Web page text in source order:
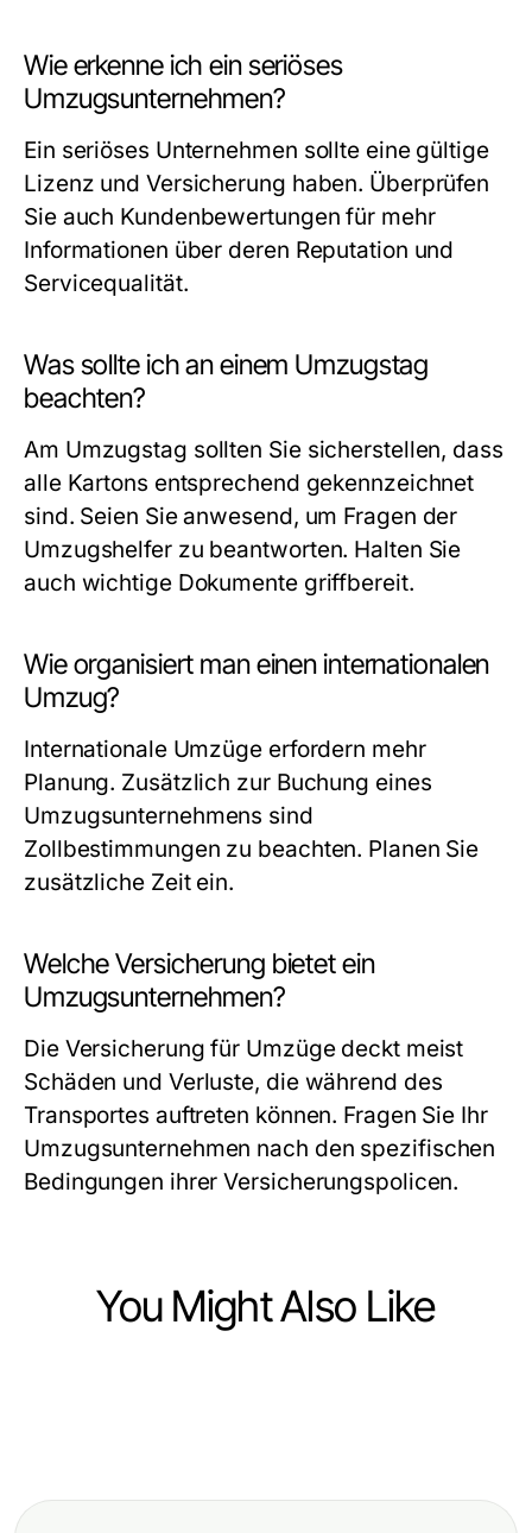
Wie erkenne ich ein seriöses
Umzugsunternehmen?
Ein seriöses Unternehmen sollte eine gültige
Lizenz und Versicherung haben. Überprüfen
Sie auch Kundenbewertungen für mehr
Informationen über deren Reputation und
Servicequalität.
Was sollte ich an einem Umzugstag
beachten?
Am Umzugstag sollten Sie sicherstellen, dass
alle Kartons entsprechend gekennzeichnet
sind. Seien Sie anwesend, um Fragen der
Umzugshelfer zu beantworten. Halten Sie
auch wichtige Dokumente griffbereit.
Wie organisiert man einen internationalen
Umzug?
Internationale Umzüge erfordern mehr
Planung. Zusätzlich zur Buchung eines
Umzugsunternehmens sind
Zollbestimmungen zu beachten. Planen Sie
zusätzliche Zeit ein.
Welche Versicherung bietet ein
Umzugsunternehmen?
Die Versicherung für Umzüge deckt meist
Schäden und Verluste, die während des
Transportes auftreten können. Fragen Sie Ihr
Umzugsunternehmen nach den spezifischen
Bedingungen ihrer Versicherungspolicen.
You Might Also Like
Branchenlösungen – Übersicht für
How to Simplify Document Fraud